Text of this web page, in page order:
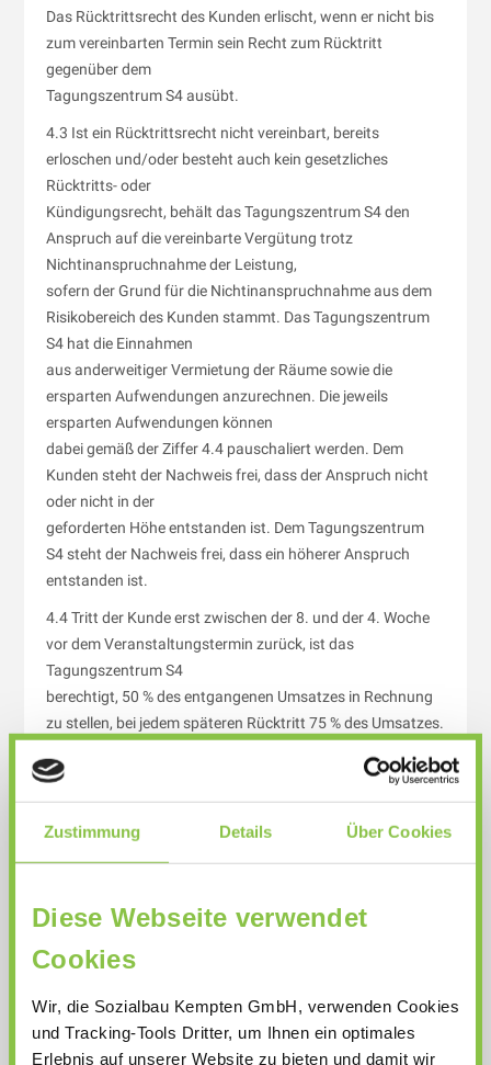
Zustimmung Details Über Cookies
Diese Webseite verwendet
Cookies
Wir, die Sozialbau Kempten GmbH, verwenden Cookies
und Tracking-Tools Dritter, um Ihnen ein optimales
Erlebnis auf unserer Website zu bieten und damit wir
Das Rücktrittsrecht des Kunden erlischt, wenn er nicht bis
zum vereinbarten Termin sein Recht zum Rücktritt
gegenüber dem
Tagungszentrum S4 ausübt.
4.3 Ist ein Rücktrittsrecht nicht vereinbart, bereits
erloschen und/oder besteht auch kein gesetzliches
Rücktritts- oder
Kündigungsrecht, behält das Tagungszentrum S4 den
Anspruch auf die vereinbarte Vergütung trotz
Nichtinanspruchnahme der Leistung,
sofern der Grund für die Nichtinanspruchnahme aus dem
Risikobereich des Kunden stammt. Das Tagungszentrum
S4 hat die Einnahmen
aus anderweitiger Vermietung der Räume sowie die
ersparten Aufwendungen anzurechnen. Die jeweils
ersparten Aufwendungen können
dabei gemäß der Ziffer 4.4 pauschaliert werden. Dem
Kunden steht der Nachweis frei, dass der Anspruch nicht
oder nicht in der
geforderten Höhe entstanden ist. Dem Tagungszentrum
S4 steht der Nachweis frei, dass ein höherer Anspruch
entstanden ist.
4.4 Tritt der Kunde erst zwischen der 8. und der 4. Woche
vor dem Veranstaltungstermin zurück, ist das
Tagungszentrum S4
berechtigt, 50 % des entgangenen Umsatzes in Rechnung
zu stellen, bei jedem späteren Rücktritt 75 % des Umsatzes.
4.5 Kann die Veranstaltung wegen höherer Gewalt nicht
stattfinden, so trägt jeder Vertragspartner seine Kosten
anderen Vertragspartner verauslagte Kosten sind von
diesem zu erstatten.
Veranstaltung
einer bestimmten Frist kostenfrei vom Vertrag
zurücktreten kann, ist das